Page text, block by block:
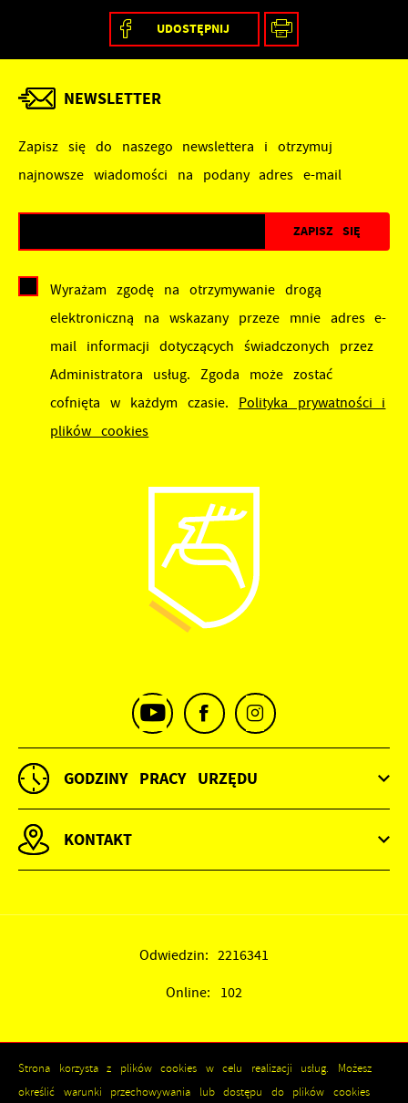
UDOSTĘPNIJ
NEWSLETTER
Zapisz się do naszego newslettera i otrzymuj
najnowsze wiadomości na podany adres e-mail
Wyrażam zgodę na otrzymywanie drogą
elektroniczną na wskazany przeze mnie adres e-
mail informacji dotyczących świadczonych przez
Administratora usług. Zgoda może zostać
cofnięta w każdym czasie. Polityka prywatności i
plików cookies
GODZINY PRACY URZĘDU
KONTAKT
Odwiedzin: 2216341
Online: 102
Strona korzysta z plików cookies w celu realizacji usług. Możesz
określić warunki przechowywania lub dostępu do plików cookies